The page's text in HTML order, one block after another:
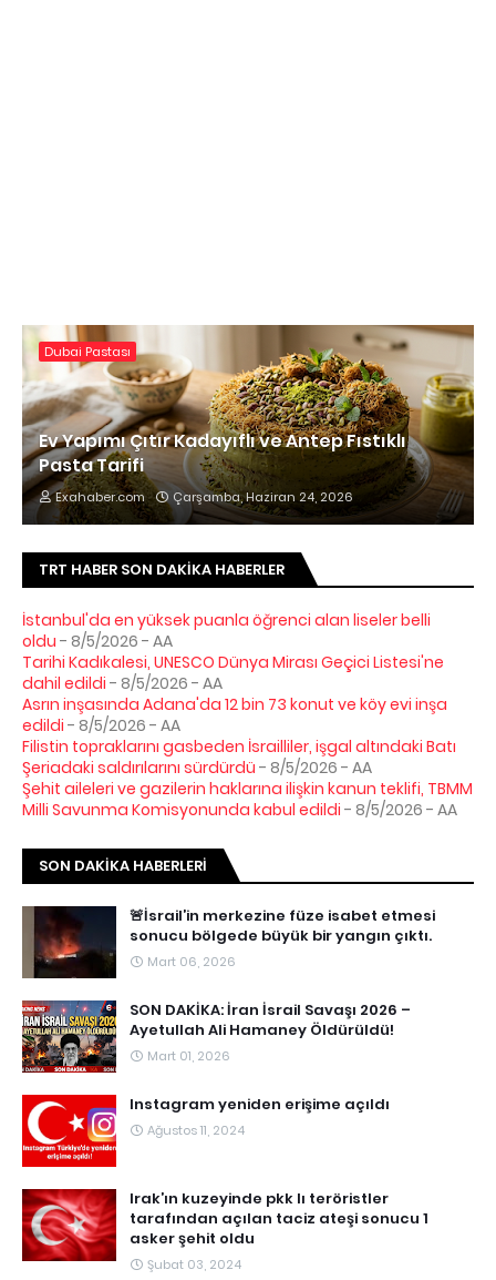
Dubai Pastası
Ev Yapımı Çıtır Kadayıflı ve Antep Fıstıklı
Pasta Tarifi
Exahaber.com Çarşamba, Haziran 24, 2026
TRT HABER SON DAKIKA HABERLER
İstanbul'da en yüksek puanla öğrenci alan liseler belli
oldu - 8/5/2026 - AA
Tarihi Kadıkalesi, UNESCO Dünya Mirası Geçici Listesi'ne
dahil edildi - 8/5/2026 - AA
Asrın inşasında Adana'da 12 bin 73 konut ve köy evi inşa
edildi - 8/5/2026 - AA
Filistin topraklarını gasbeden İsrailliler, işgal altındaki Batı
Şeriadaki saldırılarını sürdürdü - 8/5/2026 - AA
Şehit aileleri ve gazilerin haklarına ilişkin kanun teklifi, TBMM
Milli Savunma Komisyonunda kabul edildi - 8/5/2026 - AA
SON DAKIKA HABERLERI
🚨İsrail’in merkezine füze isabet etmesi
sonucu bölgede büyük bir yangın çıktı.
Mart 06, 2026
SON DAKİKA: İran İsrail Savaşı 2026 –
Ayetullah Ali Hamaney Öldürüldü!
Mart 01, 2026
Instagram yeniden erişime açıldı
Ağustos 11, 2024
Irak’ın kuzeyinde pkk lı teröristler
tarafından açılan taciz ateşi sonucu 1
asker şehit oldu
Şubat 03, 2024